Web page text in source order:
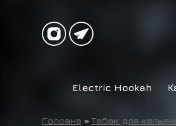
Electric Hookah
Головна » Табак для